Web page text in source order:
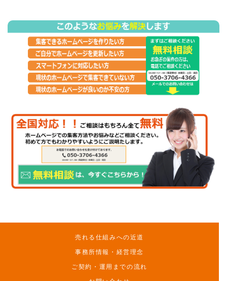
売れる仕組みへの近道
事務所情報・経営理念
ご契約・運用までの流れ